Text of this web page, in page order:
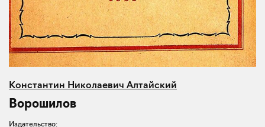
Константин Николаевич Алтайский
Ворошилов
Издательство: